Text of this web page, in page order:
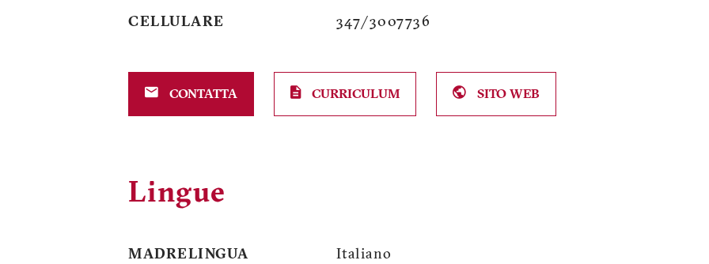
CELLULARE 347/3007736
CONTATTA CURRICULUM SITO WEB
Lingue
MADRELINGUA Italiano